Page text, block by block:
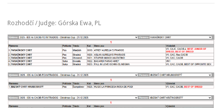
Rozhodčí / Judge: Górska Ewa, PL